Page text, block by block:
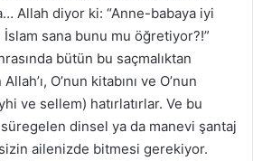
Allah diyor ki: “Anne-babaya iyi
sana bunu mu öğretiyor?!”
bütün bu saçmalıktan
O’nun kitabını ve O’nun
ve sellem) hatırlatırlar. Ve bu
dinsel ya da manevi şantaj
ailenizde bitmesi gerekiyor.